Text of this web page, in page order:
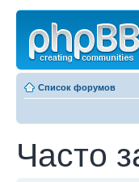
Список форумов
Часто